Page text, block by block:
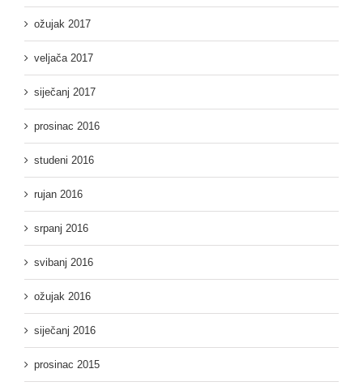
ožujak 2017
veljača 2017
siječanj 2017
prosinac 2016
studeni 2016
rujan 2016
srpanj 2016
svibanj 2016
ožujak 2016
siječanj 2016
prosinac 2015